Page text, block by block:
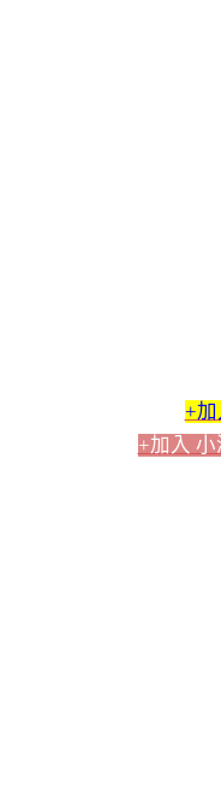
+加
+加入